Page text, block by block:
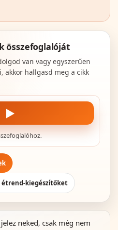
összefoglalóját
van vagy egyszerűen
akkor hallgasd meg a cikk
▶
étrend-kiegészítőket
neked, csak még nem